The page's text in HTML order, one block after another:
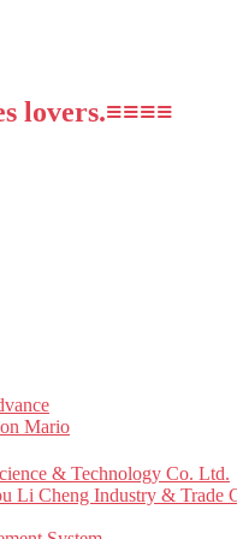
lovers.≡≡≡≡
Mario
& Technology Co. Ltd.
Li Cheng Industry & Trade